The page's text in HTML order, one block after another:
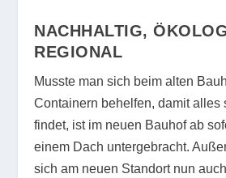
NACHHALTIG,
REGIONAL
Musste man sich beim alten
Containern behelfen, damit alles
findet, ist im neuen Bauhof ab
einem Dach untergebracht.
sich am neuen Standort nun